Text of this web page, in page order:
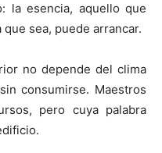
la esencia, aquello que
sea, puede arrancar.
no depende del clima
consumirse. Maestros
pero cuya palabra